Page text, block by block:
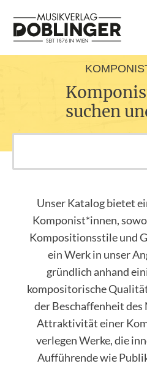
suchen
Unser Katalog bietet
Komponist*innen,
Kompositionsstile und
ein Werk in unser
gründlich anhand
kompositorische
der Beschaffenheit
Attraktivität einer
verlegen Werke, die
Aufführende wie